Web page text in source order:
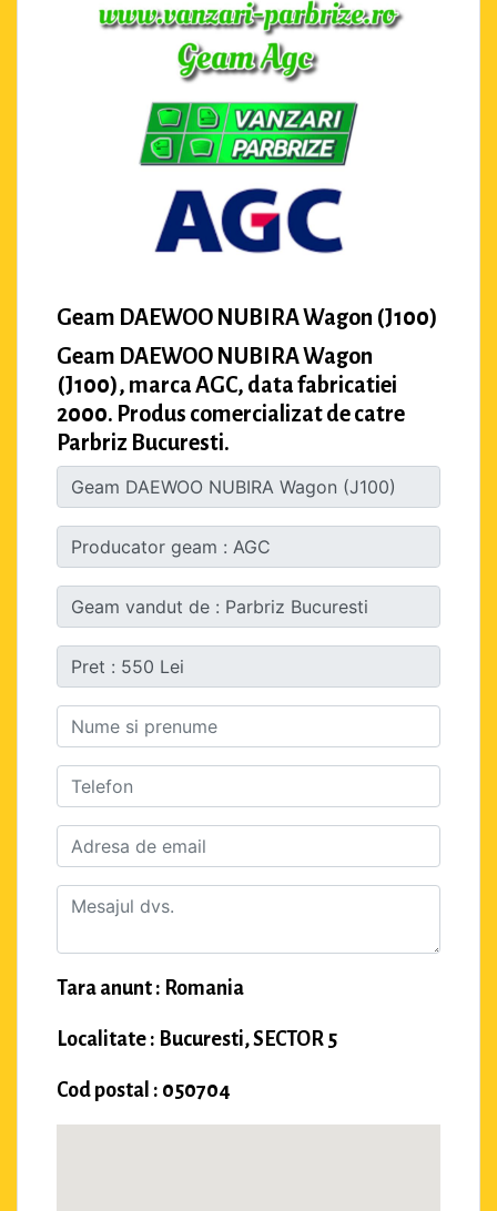
Geam DAEWOO NUBIRA Wagon (J100)
Geam DAEWOO NUBIRA Wagon
(J100), marca AGC, data fabricatiei
2000. Produs comercializat de catre
Parbriz Bucuresti.
Tara anunt : Romania
Localitate : Bucuresti, SECTOR 5
Cod postal : 050704